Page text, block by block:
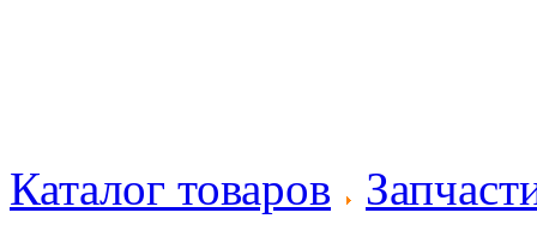
Каталог товаров